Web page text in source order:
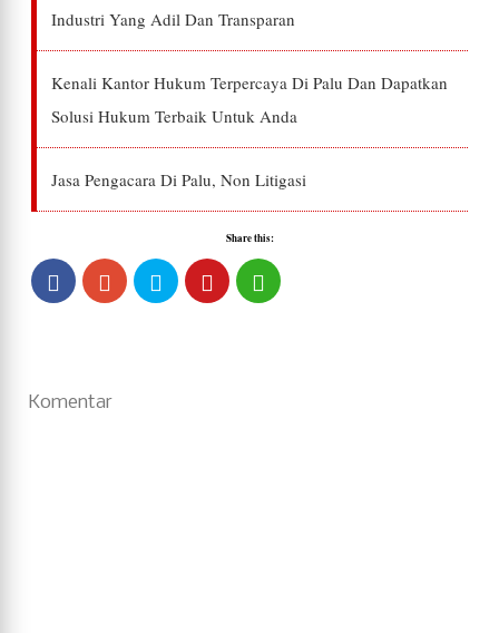
Industri Yang Adil Dan Transparan
Kenali Kantor Hukum Terpercaya Di Palu Dan Dapatkan
Solusi Hukum Terbaik Untuk Anda
Jasa Pengacara Di Palu, Non Litigasi
Share this:
Komentar